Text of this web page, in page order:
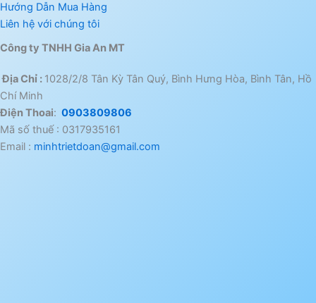
Hướng Dẫn Mua Hàng
Liên hệ với chúng tôi
Công ty TNHH Gia An MT
Địa Chỉ : 1028/2/8 Tân Kỳ Tân Quý, Bình Hưng Hòa, Bình Tân, Hồ
Chí Minh
Điện Thoai: 0903809806
Mã số thuế : 0317935161
Email : minhtrietdoan@gmail.com